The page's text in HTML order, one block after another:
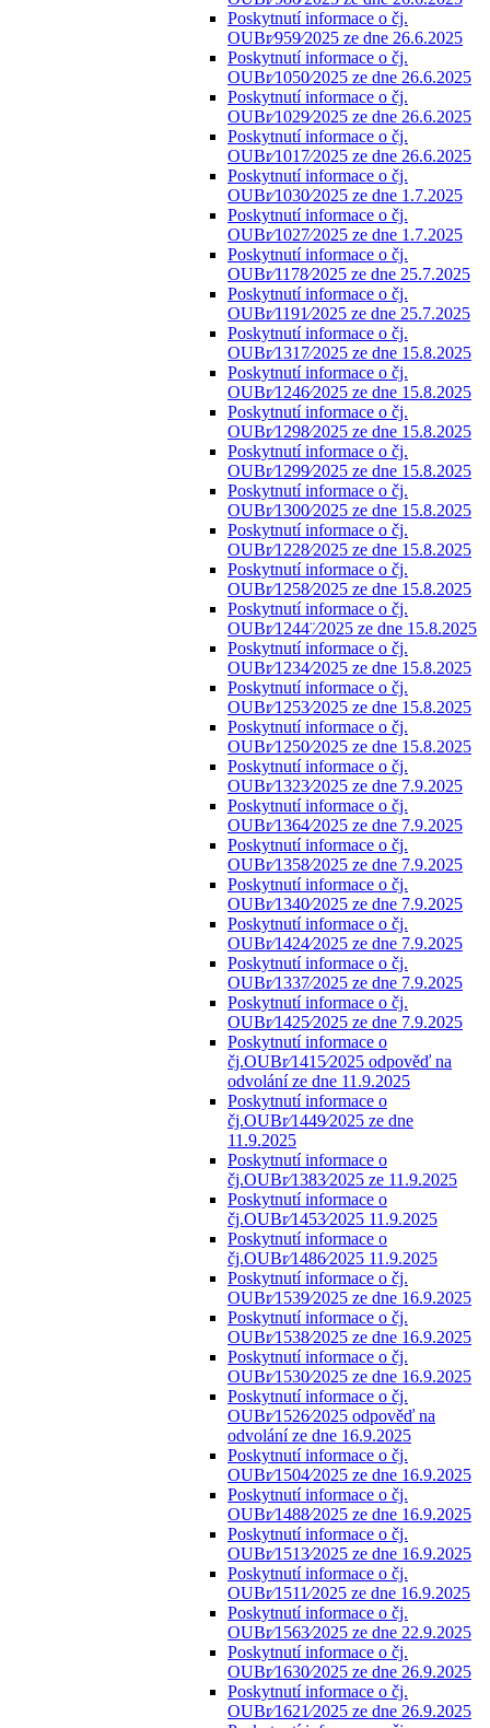
Poskytnutí informace o čj.
OUBr⁄959⁄2025 ze dne 26.6.2025
Poskytnutí informace o čj.
OUBr⁄1050⁄2025 ze dne 26.6.2025
Poskytnutí informace o čj.
OUBr⁄1029⁄2025 ze dne 26.6.2025
Poskytnutí informace o čj.
OUBr⁄1017⁄2025 ze dne 26.6.2025
Poskytnutí informace o čj.
OUBr⁄1030⁄2025 ze dne 1.7.2025
Poskytnutí informace o čj.
OUBr⁄1027⁄2025 ze dne 1.7.2025
Poskytnutí informace o čj.
OUBr⁄1178⁄2025 ze dne 25.7.2025
Poskytnutí informace o čj.
OUBr⁄1191⁄2025 ze dne 25.7.2025
Poskytnutí informace o čj.
OUBr⁄1317⁄2025 ze dne 15.8.2025
Poskytnutí informace o čj.
OUBr⁄1246⁄2025 ze dne 15.8.2025
Poskytnutí informace o čj.
OUBr⁄1298⁄2025 ze dne 15.8.2025
Poskytnutí informace o čj.
OUBr⁄1299⁄2025 ze dne 15.8.2025
Poskytnutí informace o čj.
OUBr⁄1300⁄2025 ze dne 15.8.2025
Poskytnutí informace o čj.
OUBr⁄1228⁄2025 ze dne 15.8.2025
Poskytnutí informace o čj.
OUBr⁄1258⁄2025 ze dne 15.8.2025
Poskytnutí informace o čj.
OUBr⁄1244¨⁄2025 ze dne 15.8.2025
Poskytnutí informace o čj.
OUBr⁄1234⁄2025 ze dne 15.8.2025
Poskytnutí informace o čj.
OUBr⁄1253⁄2025 ze dne 15.8.2025
Poskytnutí informace o čj.
OUBr⁄1250⁄2025 ze dne 15.8.2025
Poskytnutí informace o čj.
OUBr⁄1323⁄2025 ze dne 7.9.2025
Poskytnutí informace o čj.
OUBr⁄1364⁄2025 ze dne 7.9.2025
Poskytnutí informace o čj.
OUBr⁄1358⁄2025 ze dne 7.9.2025
Poskytnutí informace o čj.
OUBr⁄1340⁄2025 ze dne 7.9.2025
Poskytnutí informace o čj.
OUBr⁄1424⁄2025 ze dne 7.9.2025
Poskytnutí informace o čj.
OUBr⁄1337⁄2025 ze dne 7.9.2025
Poskytnutí informace o čj.
OUBr⁄1425⁄2025 ze dne 7.9.2025
Poskytnutí informace o
čj.OUBr⁄1415⁄2025 odpověď na
odvolání ze dne 11.9.2025
Poskytnutí informace o
čj.OUBr⁄1449⁄2025 ze dne
11.9.2025
Poskytnutí informace o
čj.OUBr⁄1383⁄2025 ze 11.9.2025
Poskytnutí informace o
čj.OUBr⁄1453⁄2025 11.9.2025
Poskytnutí informace o
čj.OUBr⁄1486⁄2025 11.9.2025
Poskytnutí informace o čj.
OUBr⁄1539⁄2025 ze dne 16.9.2025
Poskytnutí informace o čj.
OUBr⁄1538⁄2025 ze dne 16.9.2025
Poskytnutí informace o čj.
OUBr⁄1530⁄2025 ze dne 16.9.2025
Poskytnutí informace o čj.
OUBr⁄1526⁄2025 odpověď na
odvolání ze dne 16.9.2025
Poskytnutí informace o čj.
OUBr⁄1504⁄2025 ze dne 16.9.2025
Poskytnutí informace o čj.
OUBr⁄1488⁄2025 ze dne 16.9.2025
Poskytnutí informace o čj.
OUBr⁄1513⁄2025 ze dne 16.9.2025
Poskytnutí informace o čj.
OUBr⁄1511⁄2025 ze dne 16.9.2025
Poskytnutí informace o čj.
OUBr⁄1563⁄2025 ze dne 22.9.2025
Poskytnutí informace o čj.
OUBr⁄1630⁄2025 ze dne 26.9.2025
Poskytnutí informace o čj.
OUBr⁄1621⁄2025 ze dne 26.9.2025